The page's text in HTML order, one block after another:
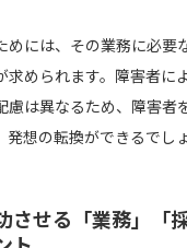
めには、その業務に必要
求められます。障害者に
慮は異なるため、障害者
想の転換ができるでしょ
させる「業務」「